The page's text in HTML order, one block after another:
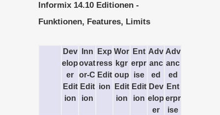
Informix 14.10 Editionen -
Funktionen, Features, Limits
Dev
elop
er
Edit
ion
Inn
ovat
or-C
Edit
ion
Exp
ress
Edit
ion
Wor
kgr
oup
Edit
ion
Ent
erpr
ise
Edit
ion
Adv
anc
ed
Dev
elop
er
Adv
anc
ed
Ent
erpr
ise